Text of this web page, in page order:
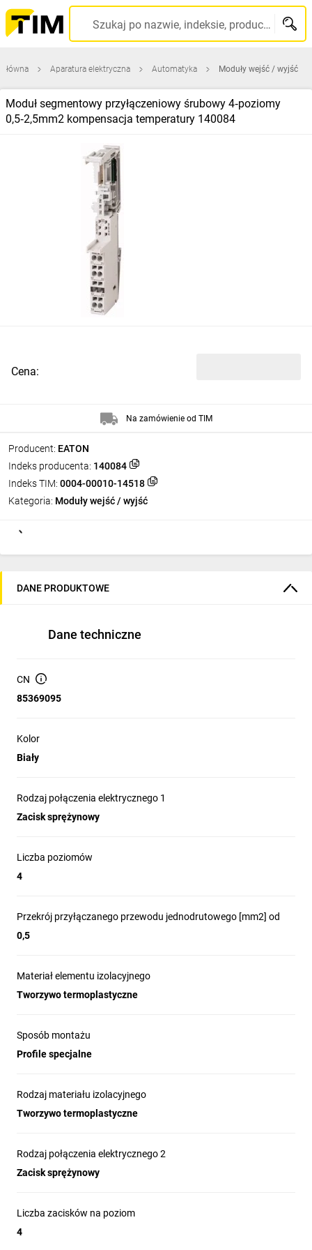
Szukaj po nazwie, indeksie, producencie, kodzie kreskowym...
Aparatura elektryczna Automatyka Moduły wejść / wyjść
Moduł segmentowy przyłączeniowy śrubowy 4‑poziomy
0,5‑2,5mm2 kompensacja temperatury 140084
Producent: EATON
Indeks producenta: 140084
Indeks TIM: 0004-00010-14518
Kategoria: Moduły wejść / wyjść
Cena:
Na zamówienie od TIM
DANE PRODUKTOWE
Dane techniczne
CN
85369095
Kolor
Biały
Rodzaj połączenia elektrycznego 1
Zacisk sprężynowy
Liczba poziomów
4
Przekrój przyłączanego przewodu jednodrutowego [mm2] od
0,5
Materiał elementu izolacyjnego
Tworzywo termoplastyczne
Sposób montażu
Profile specjalne
Rodzaj materiału izolacyjnego
Tworzywo termoplastyczne
Rodzaj połączenia elektrycznego 2
Zacisk sprężynowy
Liczba zacisków na poziom
4